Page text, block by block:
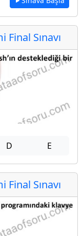
Sınavı
D E
Sınavı